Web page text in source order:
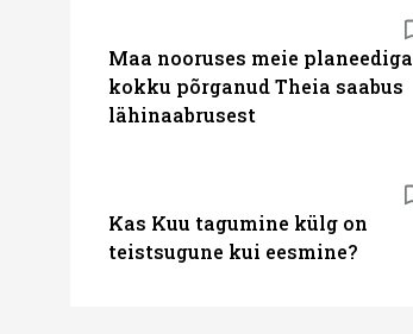
Maa nooruses meie planeediga
kokku põrganud Theia saabus
lähinaabrusest
Kas Kuu tagumine külg on
teistsugune kui eesmine?